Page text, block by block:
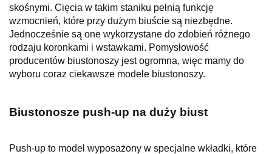
skośnymi. Cięcia w takim staniku pełnią funkcję
wzmocnień, które przy dużym biuście są niezbędne.
Jednocześnie są one wykorzystane do zdobień różnego
rodzaju koronkami i wstawkami. Pomysłowość
producentów biustonoszy jest ogromna, więc mamy do
wyboru coraz ciekawsze modele biustonoszy.
Biustonosze push-up na duży biust
Push-up to model wyposażony w specjalne wkładki, które